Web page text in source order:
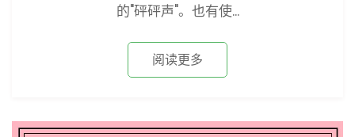
的"砰砰声"。也有使...
阅读更多